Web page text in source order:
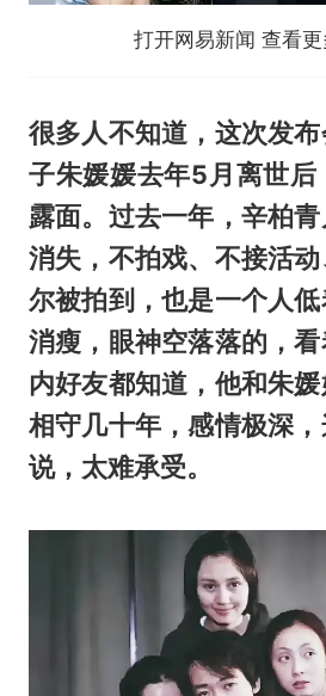
打开网易新闻 查看
很多人不知道，这次发
子朱媛媛去年5月离世后
露面。过去一年，辛柏
消失，不拍戏、不接活
尔被拍到，也是一个人
消瘦，眼神空落落的，
内好友都知道，他和朱媛
相守几十年，感情极深
说，太难承受。